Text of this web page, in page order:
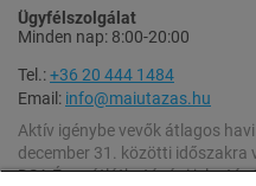
Ügyfélszolgálat
Minden nap: 8:00-20:00
Tel.:+36 20 444 1484
Email: info@maiutazas.hu
Aktív igénybe vevők átlagos
december 31. közötti időszakra
DSA Éves átláthatósági